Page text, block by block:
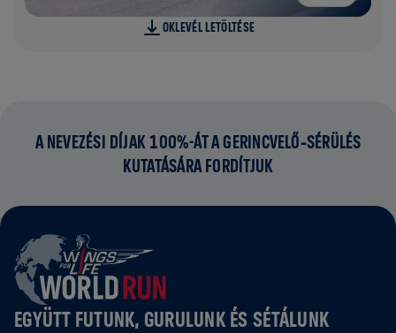
OKLEVÉL LETÖLTÉSE
A NEVEZÉSI DÍJAK 100%-ÁT A GERINCVELŐ‑SÉRÜLÉS
KUTATÁSÁRA FORDÍTJUK
EGYÜTT FUTUNK, GURULUNK ÉS SÉTÁLUNK